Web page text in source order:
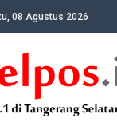
08 Agustus 2026